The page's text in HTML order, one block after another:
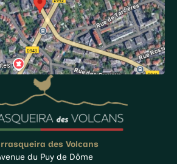
des Volcans
du Puy de Dôme